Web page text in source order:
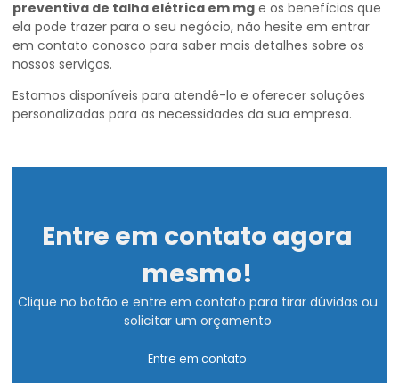
preventiva de talha elétrica em mg e os benefícios que
ela pode trazer para o seu negócio, não hesite em entrar
em contato conosco para saber mais detalhes sobre os
nossos serviços.
Estamos disponíveis para atendê-lo e oferecer soluções
personalizadas para as necessidades da sua empresa.
Entre em contato agora
mesmo!
Clique no botão e entre em contato para tirar dúvidas ou
solicitar um orçamento
Entre em contato